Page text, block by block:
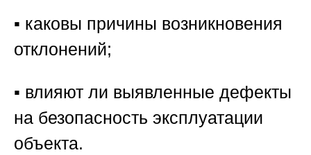
▪️ каковы причины возникновения
отклонений;
▪️ влияют ли выявленные дефекты
на безопасность эксплуатации
объекта.